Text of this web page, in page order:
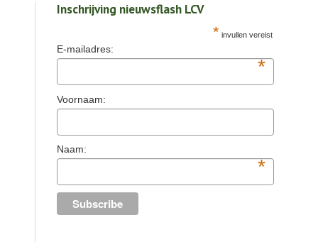
Inschrijving nieuwsflash LCV
* invullen vereist
E-mailadres:
*
Voornaam:
Naam:
*